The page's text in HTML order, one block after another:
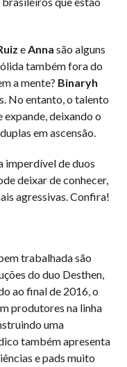
eAnna são alguns
também fora do
a mente? Binaryh
No entanto, o talento
expande, deixando o
em ascensão.
imperdível de duos
deixar de conhecer,
agressivas. Confira!
trabalhada são
do duo Desthen,
ao final de 2016, o
produtores na linha
uma
também apresenta
e pads muito